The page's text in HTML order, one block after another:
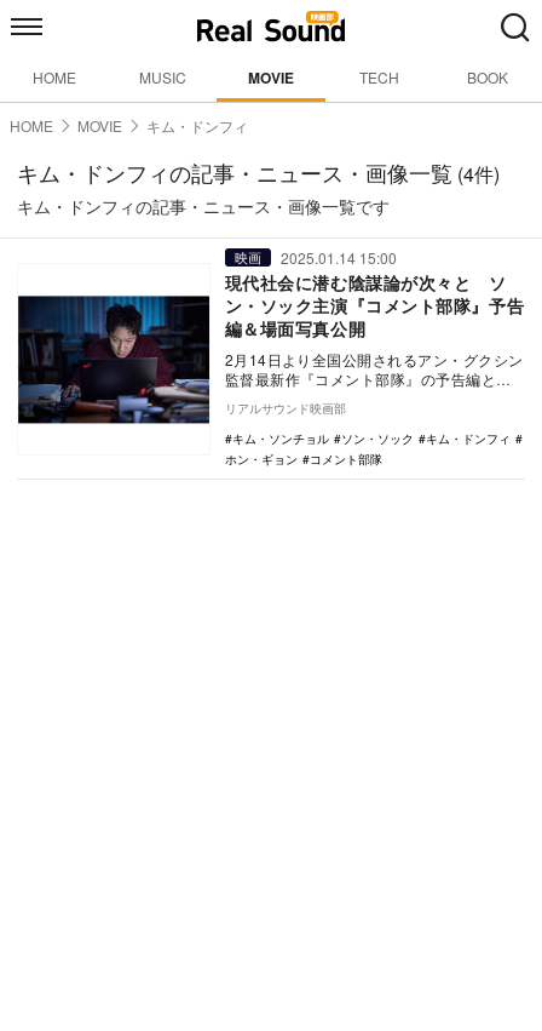
HOME MUSIC MOVIE TECH BOOK
HOME MOVIE キム・ドンフィ
キム・ドンフィの記事・ニュース・画像一覧 (4件)
キム・ドンフィの記事・ニュース・画像一覧です
映画 2025.01.14 15:00
現代社会に潜む陰謀論が次々と ソ
ン・ソック主演『コメント部隊』予告
編＆場面写真公開
2月14日より全国公開されるアン・グクシン
監督最新作『コメント部隊』の予告編と場
面写真が公開された。 『誠実な国のアリ
ス』の…
リアルサウンド映画部
キム・ソンチョル
ソン・ソック
キム・ドンフィ
ホン・ギョン
コメント部隊